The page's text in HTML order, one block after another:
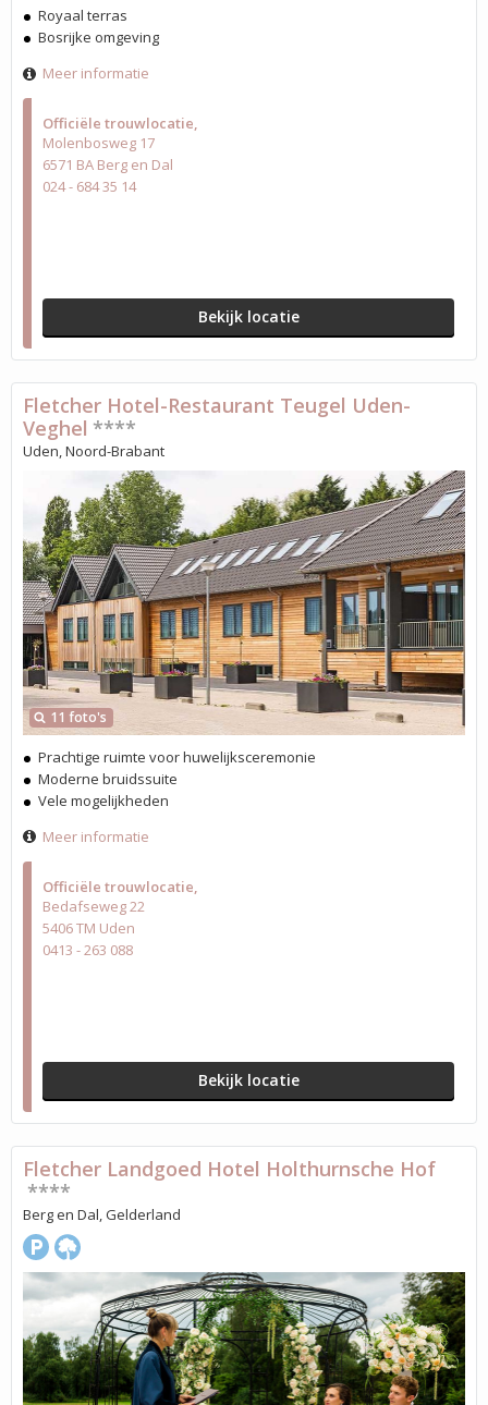
Officiële trouwlocatie
Molenbosweg 17
6571 BA Berg en Dal
024 - 684 35 14
Bekijk locatie
Royaal terras
Bosrijke omgeving
Meer informatie
Officiële trouwlocatie
Bedafseweg 22
5406 TM Uden
0413 - 263 088
Bekijk locatie
11 foto's
Fletcher Hotel-Restaurant Teugel Uden-
Veghel ****
Uden, Noord-Brabant
Prachtige ruimte voor huwelijksceremonie
Moderne bruidssuite
Vele mogelijkheden
Meer informatie
Fletcher Landgoed Hotel Holthurnsche Hof
****
Berg en Dal, Gelderland